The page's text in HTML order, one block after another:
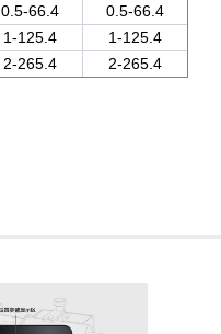
0.5-66.4
0.5-66.4
1-125.4
1-125.4
2-265.4 2-265.4